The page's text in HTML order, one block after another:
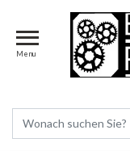
Menu